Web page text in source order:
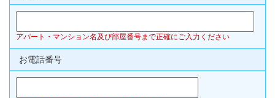
アパート・マンション名及び部屋番号まで正確にご入力ください
お電話番号